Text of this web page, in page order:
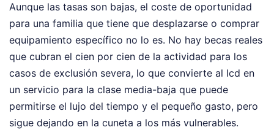
Aunque las tasas son bajas, el coste de oportunidad
para una familia que tiene que desplazarse o comprar
equipamiento específico no lo es. No hay becas reales
que cubran el cien por cien de la actividad para los
casos de exclusión severa, lo que convierte al Icd en
un servicio para la clase media-baja que puede
permitirse el lujo del tiempo y el pequeño gasto, pero
sigue dejando en la cuneta a los más vulnerables.